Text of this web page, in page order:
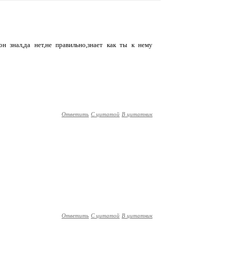
знал,да нет,не правильно,знает как ты к нему
Ответить С цитатой В цитатник
Ответить С цитатой В цитатник